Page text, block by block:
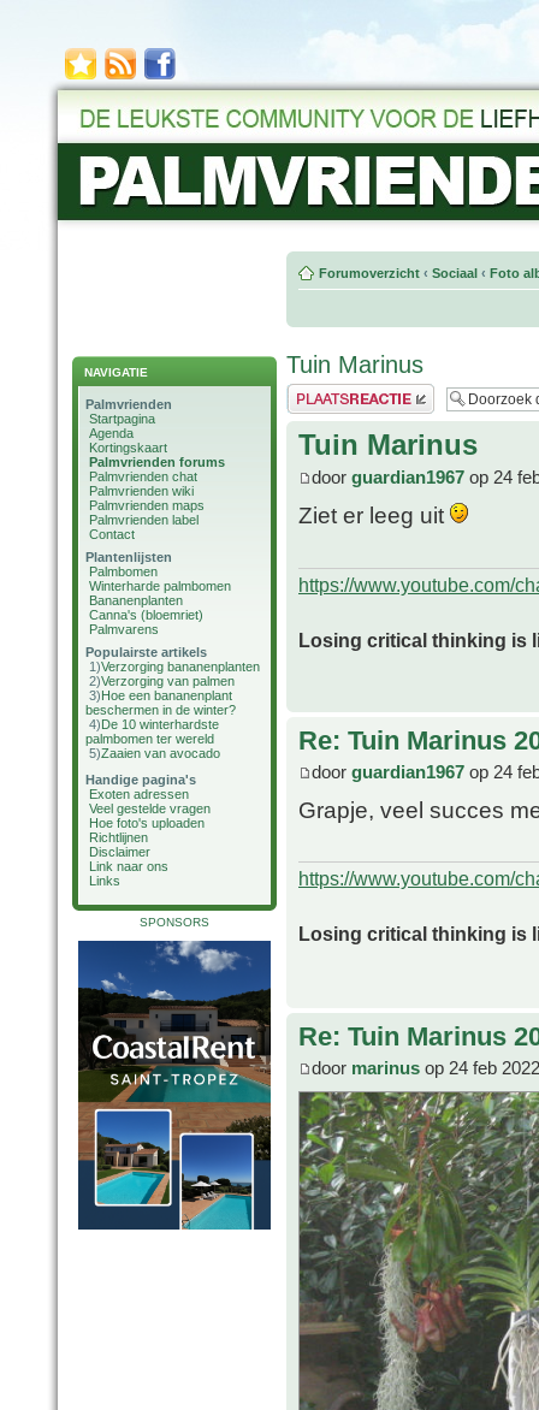
NAVIGATIE
Palmvrienden
Startpagina
Agenda
Kortingskaart
Palmvrienden forums
Palmvrienden chat
Palmvrienden wiki
Palmvrienden maps
Palmvrienden label
Contact
Plantenlijsten
Palmbomen
Winterharde palmbomen
Bananenplanten
Canna's (bloemriet)
Palmvarens
Populairste artikels
1)Verzorging bananenplanten
2)Verzorging van palmen
3)Hoe een bananenplant
beschermen in de winter?
4)De 10 winterhardste
palmbomen ter wereld
5)Zaaien van avocado
Handige pagina's
Exoten adressen
Veel gestelde vragen
Hoe foto's uploaden
Richtlijnen
Disclaimer
Link naar ons
Links
SPONSORS
Forumoverzicht ‹ Sociaal ‹ Foto
Tuin Marinus
Plaats een reactie
Tuin Marinus
door guardian1967 op 24
Ziet er leeg uit
https://www.youtube.com/
Losing critical thinking is
Re: Tuin Marinus
door guardian1967 op 24
Grapje, veel succes
https://www.youtube.com/
Losing critical thinking is
Re: Tuin Marinus
door marinus op 24 feb